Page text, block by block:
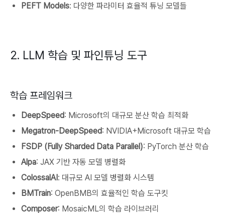
PEFT Models: 다양한 파라미터 효율적 튜닝 모델들
2. LLM 학습 및 파인튜닝 도구
학습 프레임워크
DeepSpeed: Microsoft의 대규모 분산 학습 최적화
Megatron-DeepSpeed: NVIDIA+Microsoft 대규모 학습
FSDP (Fully Sharded Data Parallel): PyTorch 분산 학습
Alpa: JAX 기반 자동 모델 병렬화
ColossalAI: 대규모 AI 모델 병렬화 시스템
BMTrain: OpenBMB의 효율적인 학습 도구킷
Composer: MosaicML의 학습 라이브러리